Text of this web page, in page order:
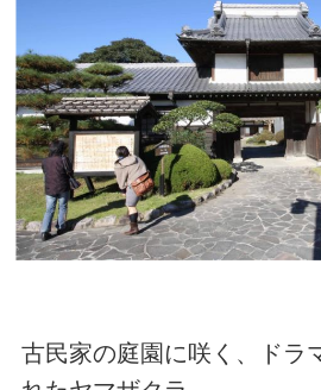
古民家の庭園に咲く、ドラ